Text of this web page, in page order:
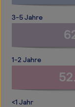
3-5 Jahre
1-2 Jahre
<1 Jahr